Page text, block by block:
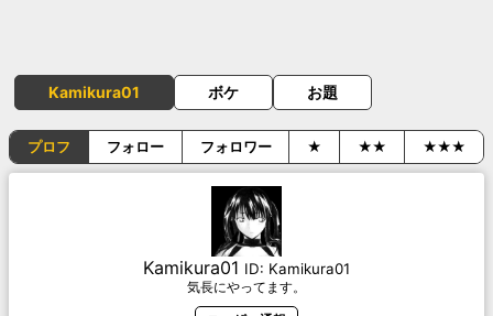
Kamikura01 ボケ お題
プロフ フォロー フォロワー ★ ★★ ★★★
Kamikura01 ID: Kamikura01
気長にやってます。